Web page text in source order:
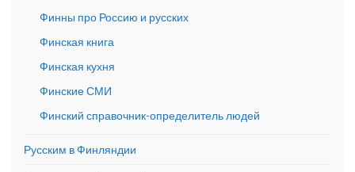
Финны про Россию и русских
Финская книга
Финская кухня
Финские СМИ
Финский справочник-определитель людей
Русским в Финляндии